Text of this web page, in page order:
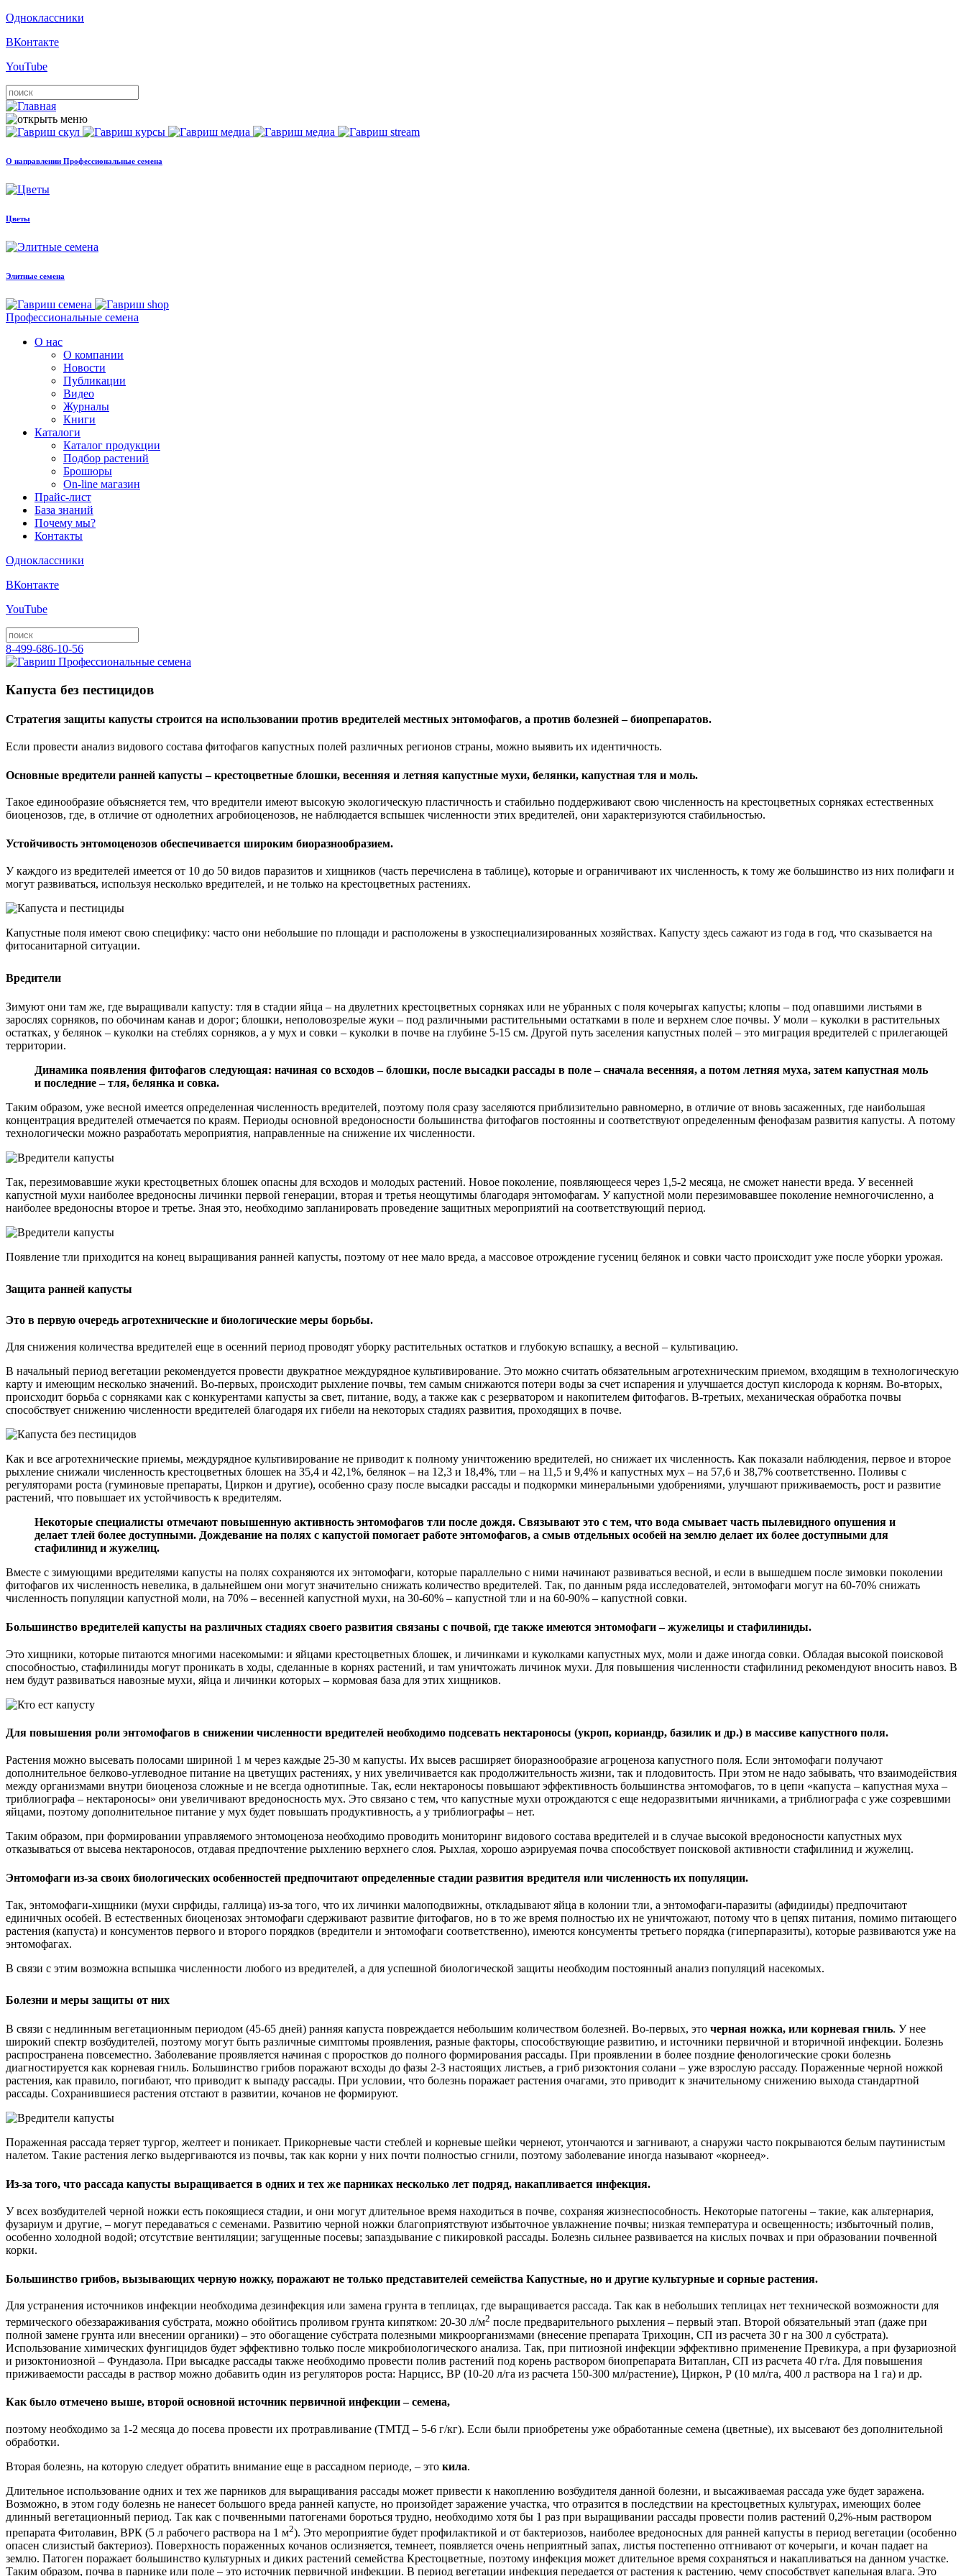
Одноклассники
ВКонтакте
YouTube
О направлении Профессиональные семена
Цветы
Элитные семена
Профессиональные семена
О нас
О компании
Новости
Публикации
Видео
Журналы
Книги
Каталоги
Каталог продукции
Подбор растений
Брошюры
On-line магазин
Прайс-лист
База знаний
Почему мы?
Контакты
Одноклассники
ВКонтакте
YouTube
8-499-686-10-56
Капуста без пестицидов
Стратегия защиты капусты строится на использовании против вредителей местных энтомофагов, а против болезней – биопрепаратов.
Если провести анализ видового состава фитофагов капустных полей различных регионов страны, можно выявить их идентичность.
Основные вредители ранней капусты – крестоцветные блошки, весенняя и летняя капустные мухи, белянки, капустная тля и моль.
Такое единообразие объясняется тем, что вредители имеют высокую экологическую пластичность и стабильно поддерживают свою численность на крестоцветных сорняках естественных
биоценозов, где, в отличие от однолетних агробиоценозов, не наблюдается вспышек численности этих вредителей, они характеризуются стабильностью.
Устойчивость энтомоценозов обеспечивается широким биоразнообразием.
У каждого из вредителей имеется от 10 до 50 видов паразитов и хищников (часть перечислена в таблице), которые и ограничивают их численность, к тому же большинство из них полифаги и
могут развиваться, используя несколько вредителей, и не только на крестоцветных растениях.
Капустные поля имеют свою специфику: часто они небольшие по площади и расположены в узкоспециализированных хозяйствах. Капусту здесь сажают из года в год, что сказывается на
фитосанитарной ситуации.
Вредители
Зимуют они там же, где выращивали капусту: тля в стадии яйца – на двулетних крестоцветных сорняках или не убранных с поля кочерыгах капусты; клопы – под опавшими листьями в
зарослях сорняков, по обочинам канав и дорог; блошки, неполовозрелые жуки – под различными растительными остатками в поле и верхнем слое почвы. У моли – куколки в растительных
остатках, у белянок – куколки на стеблях сорняков, а у мух и совки – куколки в почве на глубине 5-15 см. Другой путь заселения капустных полей – это миграция вредителей с прилегающей
территории.
Динамика появления фитофагов следующая: начиная со всходов – блошки, после высадки рассады в поле – сначала весенняя, а потом летняя муха, затем капустная моль
и последние – тля, белянка и совка.
Таким образом, уже весной имеется определенная численность вредителей, поэтому поля сразу заселяются приблизительно равномерно, в отличие от вновь засаженных, где наибольшая
концентрация вредителей отмечается по краям. Периоды основной вредоносности большинства фитофагов постоянны и соответствуют определенным фенофазам развития капусты. А потому
технологически можно разработать мероприятия, направленные на снижение их численности.
Так, перезимовавшие жуки крестоцветных блошек опасны для всходов и молодых растений. Новое поколение, появляющееся через 1,5-2 месяца, не сможет нанести вреда. У весенней
капустной мухи наиболее вредоносны личинки первой генерации, вторая и третья неощутимы благодаря энтомофагам. У капустной моли перезимовавшее поколение немногочисленно, а
наиболее вредоносны второе и третье. Зная это, необходимо запланировать проведение защитных мероприятий на соответствующий период.
Появление тли приходится на конец выращивания ранней капусты, поэтому от нее мало вреда, а массовое отрождение гусениц белянок и совки часто происходит уже после уборки урожая.
Защита ранней капусты
Это в первую очередь агротехнические и биологические меры борьбы.
Для снижения количества вредителей еще в осенний период проводят уборку растительных остатков и глубокую вспашку, а весной – культивацию.
В начальный период вегетации рекомендуется провести двукратное междурядное культивирование. Это можно считать обязательным агротехническим приемом, входящим в технологическую
карту и имеющим несколько значений. Во-первых, происходит рыхление почвы, тем самым снижаются потери воды за счет испарения и улучшается доступ кислорода к корням. Во-вторых,
происходит борьба с сорняками как с конкурентами капусты за свет, питание, воду, а также как с резерватором и накопителем фитофагов. В-третьих, механическая обработка почвы
способствует снижению численности вредителей благодаря их гибели на некоторых стадиях развития, проходящих в почве.
Как и все агротехнические приемы, междурядное культивирование не приводит к полному уничтожению вредителей, но снижает их численность. Как показали наблюдения, первое и второе
рыхление снижали численность крестоцветных блошек на 35,4 и 42,1%, белянок – на 12,3 и 18,4%, тли – на 11,5 и 9,4% и капустных мух – на 57,6 и 38,7% соответственно. Поливы с
регуляторами роста (гуминовые препараты, Циркон и другие), особенно сразу после высадки рассады и подкормки минеральными удобрениями, улучшают приживаемость, рост и развитие
растений, что повышает их устойчивость к вредителям.
Некоторые специалисты отмечают повышенную активность энтомофагов тли после дождя. Связывают это с тем, что вода смывает часть пылевидного опушения и
делает тлей более доступными. Дождевание на полях с капустой помогает работе энтомофагов, а смыв отдельных особей на землю делает их более доступными для
стафилинид и жужелиц.
Вместе с зимующими вредителями капусты на полях сохраняются их энтомофаги, которые параллельно с ними начинают развиваться весной, и если в вышедшем после зимовки поколении
фитофагов их численность невелика, в дальнейшем они могут значительно снижать количество вредителей. Так, по данным ряда исследователей, энтомофаги могут на 60-70% снижать
численность популяции капустной моли, на 70% – весенней капустной мухи, на 30-60% – капустной тли и на 60-90% – капустной совки.
Большинство вредителей капусты на различных стадиях своего развития связаны с почвой, где также имеются энтомофаги – жужелицы и стафилиниды.
Это хищники, которые питаются многими насекомыми: и яйцами крестоцветных блошек, и личинками и куколками капустных мух, моли и даже иногда совки. Обладая высокой поисковой
способностью, стафилиниды могут проникать в ходы, сделанные в корнях растений, и там уничтожать личинок мухи. Для повышения численности стафилинид рекомендуют вносить навоз. В
нем будут развиваться навозные мухи, яйца и личинки которых – кормовая база для этих хищников.
Для повышения роли энтомофагов в снижении численности вредителей необходимо подсевать нектароносы (укроп, кориандр, базилик и др.) в массиве капустного поля.
Растения можно высевать полосами шириной 1 м через каждые 25-30 м капусты. Их высев расширяет биоразнообразие агроценоза капустного поля. Если энтомофаги получают
дополнительное белково-углеводное питание на цветущих растениях, у них увеличивается как продолжительность жизни, так и плодовитость. При этом не надо забывать, что взаимодействия
между организмами внутри биоценоза сложные и не всегда однотипные. Так, если нектароносы повышают эффективность большинства энтомофагов, то в цепи «капуста – капустная муха –
триблиографа – нектароносы» они увеличивают вредоносность мух. Это связано с тем, что капустные мухи отрождаются с еще недоразвитыми яичниками, а триблиографа с уже созревшими
яйцами, поэтому дополнительное питание у мух будет повышать продуктивность, а у триблиографы – нет.
Таким образом, при формировании управляемого энтомоценоза необходимо проводить мониторинг видового состава вредителей и в случае высокой вредоносности капустных мух
отказываться от высева нектароносов, отдавая предпочтение рыхлению верхнего слоя. Рыхлая, хорошо аэрируемая почва способствует поисковой активности стафилинид и жужелиц.
Энтомофаги из-за своих биологических особенностей предпочитают определенные стадии развития вредителя или численность их популяции.
Так, энтомофаги-хищники (мухи сирфиды, галлица) из-за того, что их личинки малоподвижны, откладывают яйца в колонии тли, а энтомофаги-паразиты (афидииды) предпочитают
единичных особей. В естественных биоценозах энтомофаги сдерживают развитие фитофагов, но в то же время полностью их не уничтожают, потому что в цепях питания, помимо питающего
растения (капуста) и консументов первого и второго порядков (вредители и энтомофаги соответственно), имеются консументы третьего порядка (гиперпаразиты), которые развиваются уже на
энтомофагах.
В связи с этим возможна вспышка численности любого из вредителей, а для успешной биологической защиты необходим постоянный анализ популяций насекомых.
Болезни и меры защиты от них
В связи с недлинным вегетационным периодом (45-65 дней) ранняя капуста повреждается небольшим количеством болезней. Во-первых, это черная ножка, или корневая гниль. У нее
широкий спектр возбудителей, поэтому могут быть различные симптомы проявления, разные факторы, способствующие развитию, и источники первичной и вторичной инфекции. Болезнь
распространена повсеместно. Заболевание проявляется начиная с проростков до полного формирования рассады. При проявлении в более поздние фенологические сроки болезнь
диагностируется как корневая гниль. Большинство грибов поражают всходы до фазы 2-3 настоящих листьев, а гриб ризоктония солани – уже взрослую рассаду. Пораженные черной ножкой
растения, как правило, погибают, что приводит к выпаду рассады. При условии, что болезнь поражает растения очагами, это приводит к значительному снижению выхода стандартной
рассады. Сохранившиеся растения отстают в развитии, кочанов не формируют.
Пораженная рассада теряет тургор, желтеет и поникает. Прикорневые части стеблей и корневые шейки чернеют, утончаются и загнивают, а снаружи часто покрываются белым паутинистым
налетом. Такие растения легко выдергиваются из почвы, так как корни у них почти полностью сгнили, поэтому заболевание иногда называют «корнеед».
Из-за того, что рассада капусты выращивается в одних и тех же парниках несколько лет подряд, накапливается инфекция.
У всех возбудителей черной ножки есть покоящиеся стадии, и они могут длительное время находиться в почве, сохраняя жизнеспособность. Некоторые патогены – такие, как альтернария,
фузариум и другие, – могут передаваться с семенами. Развитию черной ножки благоприятствуют избыточное увлажнение почвы; низкая температура и освещенность; избыточный полив,
особенно холодной водой; отсутствие вентиляции; загущенные посевы; запаздывание с пикировкой рассады. Болезнь сильнее развивается на кислых почвах и при образовании почвенной
корки.
Большинство грибов, вызывающих черную ножку, поражают не только представителей семейства Капустные, но и другие культурные и сорные растения.
Для устранения источников инфекции необходима дезинфекция или замена грунта в теплицах, где выращивается рассада. Так как в небольших теплицах нет технической возможности для
термического обеззараживания субстрата, можно обойтись проливом грунта кипятком: 20-30 л/м2 после предварительного рыхления – первый этап. Второй обязательный этап (даже при
полной замене грунта или внесении органики) – это обогащение субстрата полезными микроорганизмами (внесение препарата Трихоцин, СП из расчета 30 г на 300 л субстрата).
Использование химических фунгицидов будет эффективно только после микробиологического анализа. Так, при питиозной инфекции эффективно применение Превикура, а при фузариозной
и ризоктониозной – Фундазола. При высадке рассады также необходимо провести полив растений под корень раствором биопрепарата Витаплан, СП из расчета 40 г/га. Для повышения
приживаемости рассады в раствор можно добавить один из регуляторов роста: Нарцисс, ВР (10-20 л/га из расчета 150-300 мл/растение), Циркон, Р (10 мл/га, 400 л раствора на 1 га) и др.
Как было отмечено выше, второй основной источник первичной инфекции – семена,
поэтому необходимо за 1-2 месяца до посева провести их протравливание (ТМТД – 5-6 г/кг). Если были приобретены уже обработанные семена (цветные), их высевают без дополнительной
обработки.
Вторая болезнь, на которую следует обратить внимание еще в рассадном периоде, – это кила.
Длительное использование одних и тех же парников для выращивания рассады может привести к накоплению возбудителя данной болезни, и высаживаемая рассада уже будет заражена.
Возможно, в этом году болезнь не нанесет большого вреда ранней капусте, но произойдет заражение участка, что отразится в последствии на крестоцветных культурах, имеющих более
длинный вегетационный период. Так как с почвенными патогенами бороться трудно, необходимо хотя бы 1 раз при выращивании рассады провести полив растений 0,2%-ным раствором
препарата Фитолавин, ВРК (5 л рабочего раствора на 1 м2). Это мероприятие будет профилактикой и от бактериозов, наиболее вредоносных для ранней капусты в период вегетации (особенно
опасен слизистый бактериоз). Поверхность пораженных кочанов ослизняется, темнеет, появляется очень неприятный запах, листья постепенно отгнивают от кочерыги, и кочан падает на
землю. Патоген поражает большинство культурных и диких растений семейства Крестоцветные, поэтому инфекция может длительное время сохраняться и накапливаться на данном участке.
Таким образом, почва в парнике или поле – это источник первичной инфекции. В период вегетации инфекция передается от растения к растению, чему способствует капельная влага. Это